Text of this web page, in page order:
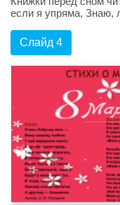
если я упряма, Знаю,
Слайд 4